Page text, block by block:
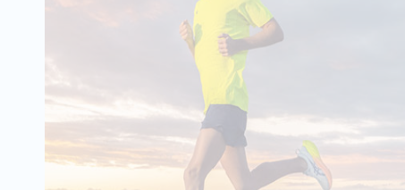
49,95 €
ACTIVE F-
Wähle deine Größe
IN DEN